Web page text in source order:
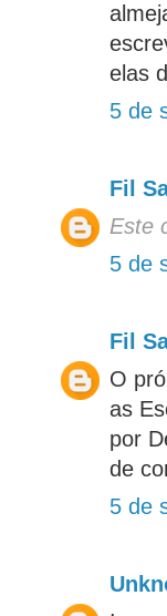
elas
5 de
Fil
Este
5 de
Fil
O
as
por
de
5 de